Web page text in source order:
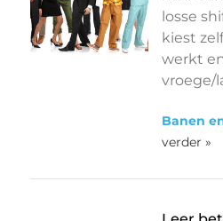
losse
kiest
werkt
vroege/
Banen
verder »